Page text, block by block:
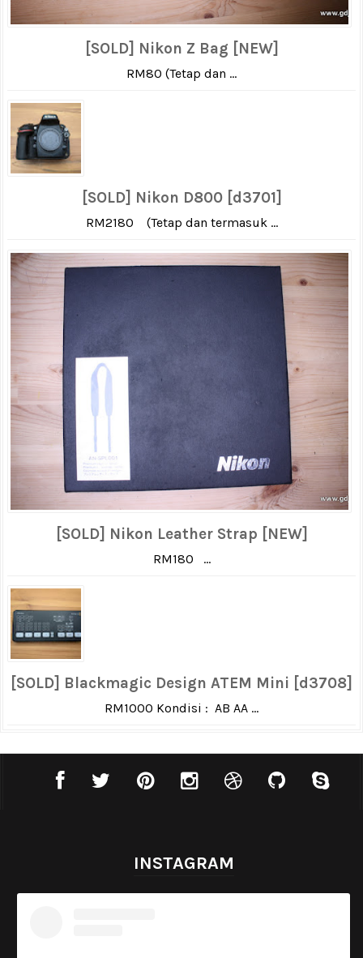
[SOLD] Nikon Z Bag [NEW]
RM80 (Tetap dan ...
[SOLD] Nikon D800 [d3701]
RM2180 (Tetap dan termasuk ...
[SOLD] Nikon Leather Strap [NEW]
RM180 ...
[SOLD] Blackmagic Design ATEM Mini [d3708]
RM1000 Kondisi : AB AA ...
INSTAGRAM